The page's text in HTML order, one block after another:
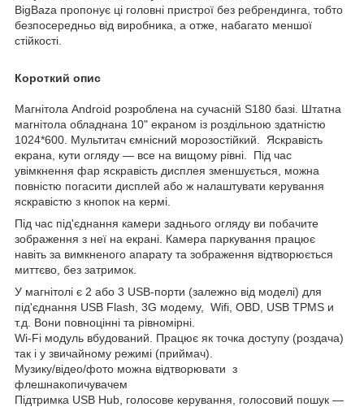
BigBaza пропонує ці головні пристрої без ребрендинга, тобто
безпосередньо від виробника, а отже, набагато меншої
стійкості.
Короткий опис
Магнітола Android розроблена на сучасній S180 базі. Штатна
магнітола обладнана 10" екраном із роздільною здатністю
1024*600. Мультитач ємнісний морозостійкий. Яскравість
екрана, кути огляду — все на вищому рівні. Під час
увімкнення фар яскравість дисплея зменшується, можна
повністю погасити дисплей або ж налаштувати керування
яскравістю з кнопок на кермі.
Під час під'єднання камери заднього огляду ви побачите
зображення з неї на екрані. Камера паркування працює
навіть за вимкненого апарату та зображення відтворюється
миттєво, без затримок.
У магнітолі є 2 або 3 USB-порти (залежно від моделі) для
під'єднання USB Flash, 3G модему, Wifi, OBD, USB TPMS и
т.д. Вони повноцінні та рівномірні.
Wi-Fi модуль вбудований. Працює як точка доступу (роздача)
так і у звичайному режимі (приймач).
Музику/відео/фото можна відтворювати з
флешнакопичувачем
Підтримка USB Hub, голосове керування, голосовий пошук —